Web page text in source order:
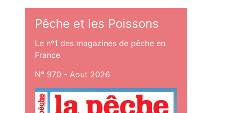
Pêche et les Poissons
Le nº1 des magazines de pêche en
France
N° 970 - Aout 2026